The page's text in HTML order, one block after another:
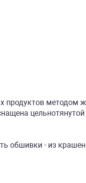
методом
обшивки - из